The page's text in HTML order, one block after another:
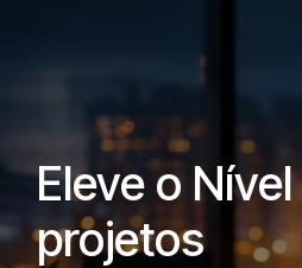
Eleve o
projetos